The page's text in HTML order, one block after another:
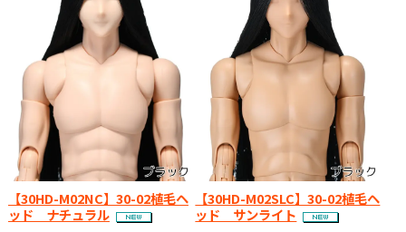
【30HD-M02NC】30-02植毛ヘ
ッド ナチュラル
【30HD-M02SLC】30-02植毛ヘ
ッド サンライト